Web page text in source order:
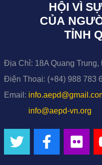
HỘI VÌ
CỦA
TỈNH
Địa Chỉ: 18A Quang
Điện Thoại: (+84) 988 783
Email:
info@aepd-vn.org